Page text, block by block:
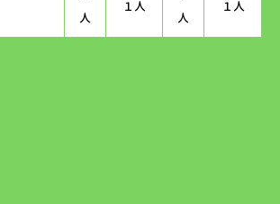
人
１人
人
１人